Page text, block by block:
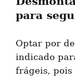
para
Optar por
indicado
frágeis, pois